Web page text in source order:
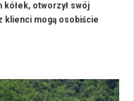
kółek, otworzył swój
klienci mogą osobiście